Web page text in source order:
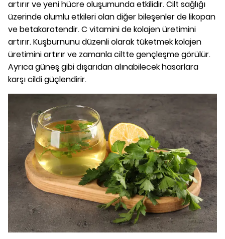
artırır ve yeni hücre oluşumunda etkilidir. Cilt sağlığı
üzerinde olumlu etkileri olan diğer bileşenler de likopan
ve betakarotendir. C vitamini de kolajen üretimini
artırır. Kuşburnunu düzenli olarak tüketmek kolajen
üretimini artırır ve zamanla ciltte gençleşme görülür.
Ayrıca güneş gibi dışarıdan alınabilecek hasarlara
karşı cildi güçlendirir.